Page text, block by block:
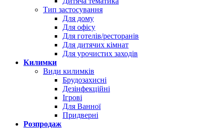
Тип застосування
Для дому
Для офісу
Для готелів/ресторанів
Для дитячих кімнат
Для урочистих заходів
Килимки
Види килимків
Брудозахисні
Дезінфекційні
Ігрові
Для Ванної
Придверні
Розпродаж